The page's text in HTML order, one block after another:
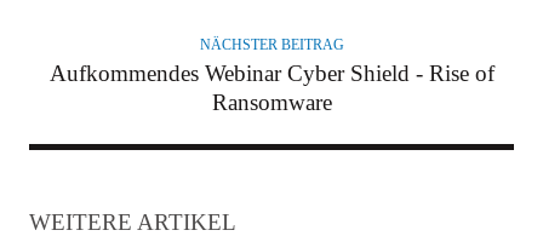
NÄCHSTER BEITRAG
Aufkommendes Webinar Cyber Shield - Rise of
Ransomware
WEITERE ARTIKEL